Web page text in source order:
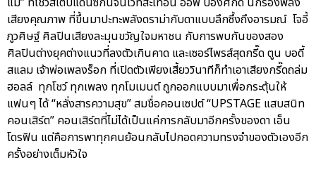
เสียงคุณภาพ ที่ขึ้นมาปะทะพลังดราม่ากับดาแบบลึกซึ้งถึงอารมณ์ โจอี้
ภูวศิษฐ์ ศิลปินเสียงละมุนขวัญใจมหาชน กับการพบกันของสอง
ศิลปินต่างยุคต่างแนวที่ลงตัวเกินคาด และเซอร์ไพรส์สุดกรี๊ด ตูน บอดี้
สแลม เจ้าพ่อเพลงร็อก ที่เปิดตัวเพียงเสี้ยววินาทีก็ทำเอาเสียงกรี๊ดถล่ม
ฮอลล์ ทุกโชว์ ทุกเพลง ทุกโมเมนต์ ถูกออกแบบมาเพื่อกระตุ้นให้
แฟนๆ ได้ “หลั่งสารความสุข” สมชื่อคอนเซปต์ “UPSTAGE แสบสนิท
คอนเสิร์ต” คอนเสิร์ตที่ไม่ได้เป็นแค่การกลับมาอีกครั้งของดา เอ็น
โดรฟิน แต่คือการพาทุกคนย้อนกลับไปกอดความทรงจำของตัวเองอีก
ครั้งอย่างเต็มหัวใจ